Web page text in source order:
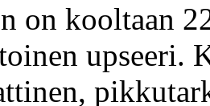
on kooltaan
upseeri.